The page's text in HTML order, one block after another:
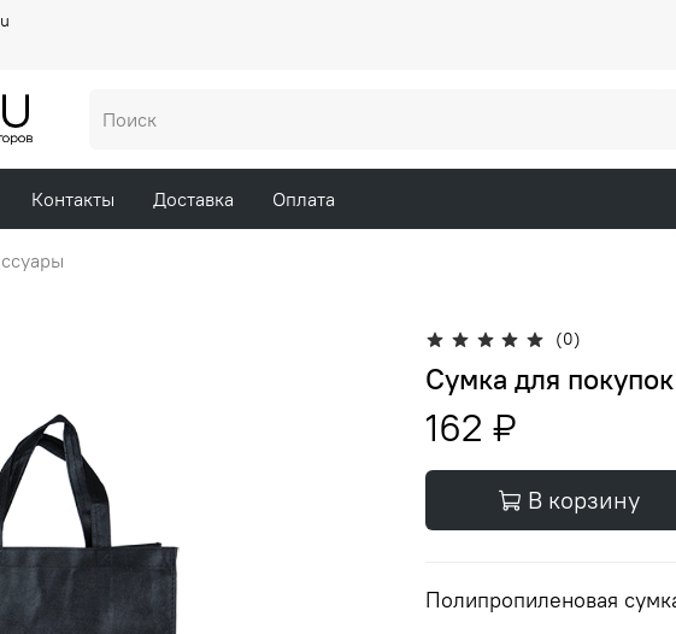
Контакты Доставка Оплата
(0)
Сумка для
162 ₽
В корзину
Полипропиленовая